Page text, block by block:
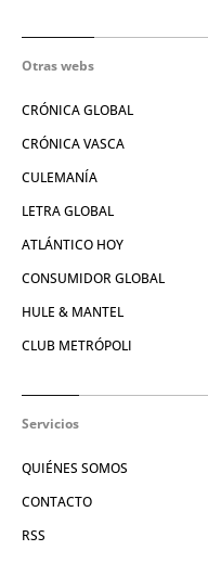
Otras webs
CRÓNICA GLOBAL
CRÓNICA VASCA
CULEMANÍA
LETRA GLOBAL
ATLÁNTICO HOY
CONSUMIDOR GLOBAL
HULE & MANTEL
CLUB METRÓPOLI
Servicios
QUIÉNES SOMOS
CONTACTO
RSS